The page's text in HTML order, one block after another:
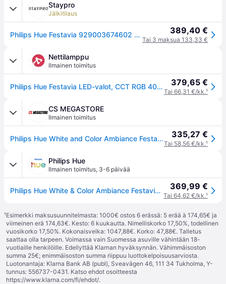
Staypro
Jälkitilaus
Philips Hue Festavia 929003674602 Valosarja 500 LEDiä, Valaistus 389,40 €
Tai 3 maksua 133,33 €
Nettilamppu
Ilmainen toimitus
Philips Hue Festavia LED-valot, CCT RGB 40m - musta, valkoinen 379,65 €
Tai 66,31 €/kk.¹
CS MEGASTORE
Ilmainen toimitus
Philips Hue White and Color Ambiance Festavia - Valoketju - 40 metriä 335,27 €
Tai 58,56 €/kk.¹
Philips Hue
Ilmainen toimitus, 3-6 päivää
Philips Hue White & Color Ambiance Festavia-valosarja 369,99 €
Tai 64,62 €/kk.¹
¹Esimerkki maksusuunnitelmasta: 1000€ ostos 6 erässä: 5 erää à 174,65€ ja
viimeinen erä 174,63€. Kesto: 6 kuukautta. Nimelliskorko 17,50%, todellinen
vuosikorko 17,50%. Kokonaisvelka: 1047,88€. Korko: 47,88€. Talletus
saattaa olla tarpeen. Voimassa vain Suomessa asuville vähintään 18-
vuotiaille henkilöille. Edellyttää Klarnan hyväksynnän. Vähimmäisoston
summa 25€; enimmäisoston summa riippuu luottokelpoisuusarviosta.
Luotonantaja: Klarna Bank AB (publ), Sveavägen 46, 111 34 Tukholma, Y-
tunnus: 556737-0431. Katso ehdot osoitteesta
https://www.klarna.com/fi/ehdot/.